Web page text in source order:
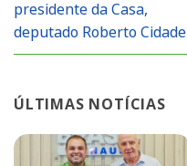
presidente da Casa,
deputado Roberto Cidade
ÚLTIMAS NOTÍCIAS